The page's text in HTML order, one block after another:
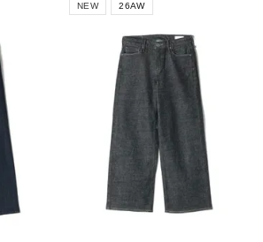
NEW 26AW